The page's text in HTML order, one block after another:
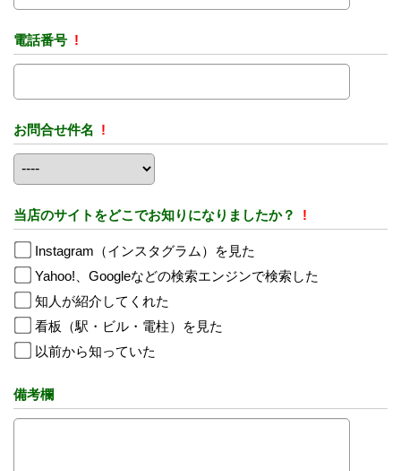
電話番号 !
お問合せ件名 !
当店のサイトをどこでお知りになりましたか？ !
Instagram（インスタグラム）を見た
Yahoo!、Googleなどの検索エンジンで検索した
知人が紹介してくれた
看板（駅・ビル・電柱）を見た
以前から知っていた
備考欄